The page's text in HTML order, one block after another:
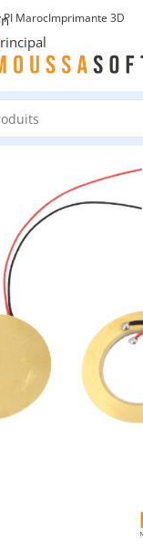
PI MarocImprimante 3D